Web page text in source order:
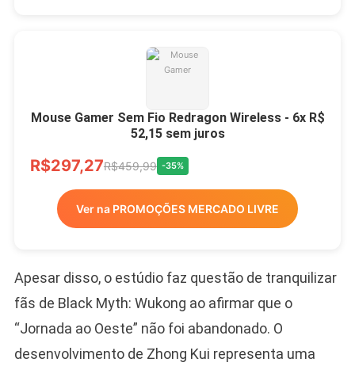
Mouse Gamer Sem Fio Redragon Wireless - 6x R$
52,15 sem juros
R$297,27R$459,99 -35%
Ver na PROMOÇÕES MERCADO LIVRE
Apesar disso, o estúdio faz questão de tranquilizar
fãs de Black Myth: Wukong ao afirmar que o
“Jornada ao Oeste” não foi abandonado. O
desenvolvimento de Zhong Kui representa uma